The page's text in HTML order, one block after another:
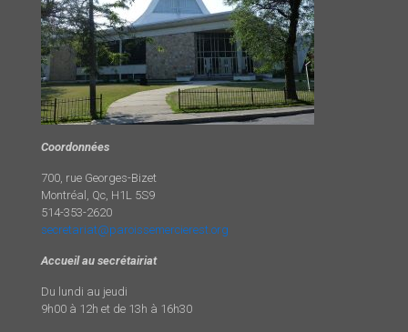
Coordonnées
700, rue Georges-Bizet
Montréal, Qc, H1L 5S9
514-353-2620
secretariat@paroissemercierest.org
Accueil au secrétairiat
Du lundi au jeudi
9h00 à 12h et de 13h à 16h30